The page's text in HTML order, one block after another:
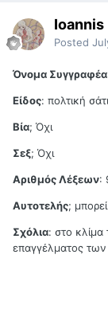
Ioannis
Posted
Όνομα Συγγραφέα
Είδος: πολτική
Βία; Όχι
Σεξ; Όχι
Αριθμός Λέξεων:
Αυτοτελής;
Σχόλια: στο
επαγγέλματος των